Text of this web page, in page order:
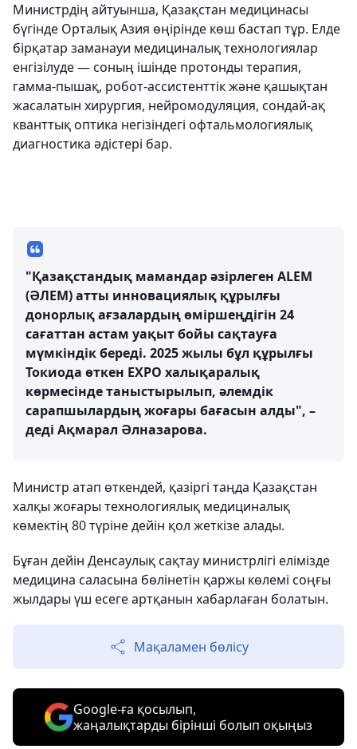
Министрдің айтуынша, Қазақстан медицинасы
бүгінде Орталық Азия өңірінде көш бастап тұр. Елде
бірқатар заманауи медициналық технологиялар
енгізілуде — соның ішінде протонды терапия,
гамма-пышақ, робот-ассистенттік және қашықтан
жасалатын хирургия, нейромодуляция, сондай-ақ
кванттық оптика негізіндегі офтальмологиялық
диагностика әдістері бар.
"Қазақстандық мамандар әзірлеген ALEM
(ӘЛЕМ) атты инновациялық құрылғы
донорлық ағзалардың өміршеңдігін 24
сағаттан астам уақыт бойы сақтауға
мүмкіндік береді. 2025 жылы бұл құрылғы
Токиода өткен EXPO халықаралық
көрмесінде таныстырылып, әлемдік
сарапшылардың жоғары бағасын алды", –
деді Ақмарал Әлназарова.
Министр атап өткендей, қазіргі таңда Қазақстан
халқы жоғары технологиялық медициналық
көмектің 80 түріне дейін қол жеткізе алады.
Бұған дейін Денсаулық сақтау министрлігі елімізде
медицина саласына бөлінетін қаржы көлемі соңғы
жылдары үш есеге артқанын хабарлаған болатын.
Мақаламен бөлісу
Google-ға қосылып,
жаңалықтарды бірінші болып оқыңыз